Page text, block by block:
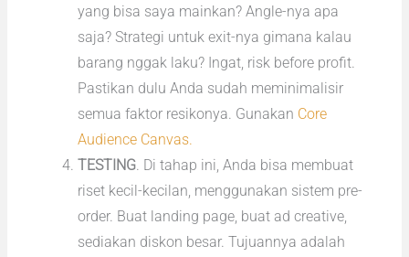
yang bisa saya mainkan? Angle-nya apa
saja? Strategi untuk exit-nya gimana kalau
barang nggak laku? Ingat, risk before profit.
Pastikan dulu Anda sudah meminimalisir
semua faktor resikonya. Gunakan Core
Audience Canvas.
TESTING. Di tahap ini, Anda bisa membuat
riset kecil-kecilan, menggunakan sistem pre-
order. Buat landing page, buat ad creative,
sediakan diskon besar. Tujuannya adalah